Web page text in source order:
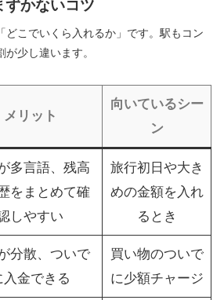
ずかないコツ
どこでいくら入れるか」です。駅もコン
少し違います。
メリット
向いているシー
ン
多言語、残高
をまとめて確
しやすい
旅行初日や大き
めの金額を入れ
るとき
分散、ついで
入金できる
買い物のついで
に少額チャージ